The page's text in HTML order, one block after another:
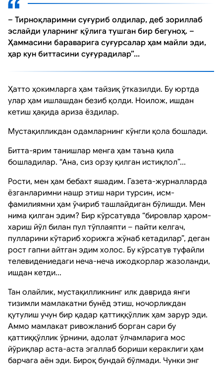
– Тирноқларимни суғуриб олдилар, деб зориллаб
эслайди уларнинг қўлига тушган бир бегуноҳ. –
Ҳаммасини бараварига суғурсалар ҳам майли эди,
ҳар кун биттасини суғурадилар”...
Ҳатто ҳокимларга ҳам тайзиқ ўтказилди. Бу юртда
улар ҳам ишлашдан безиб қолди. Ноилож, ишдан
кетиш ҳақида ариза ёздилар.
Мустақилликдан одамларнинг кўнгли қола бошлади.
Битта-ярим танишлар менга ҳам таъна қила
бошладилар. “Ана, сиз орзу қилган истиқлол”...
Рости, мен ҳам бебахт яшадим. Газета-журналларда
ёзганларимни нашр этиш нари турсин, исм-
фамилиямни ҳам ўчириб ташлайдиган бўлишди. Мен
нима қилган эдим? Бир кўрсатувда “бировлар ҳаром-
хариш йўл билан пул тўплаяпти – пайти келгач,
пулларини кўтариб хорижга жўнаб кетадилар”, деган
рост гапни айтган эдим холос. Бу кўрсатув туфайли
телевидениедаги неча-неча ижодкорлар жазоланди,
ишдан кетди...
Тан олайлик, мустақилликнинг илк даврида янги
тизимли мамлакатни бунёд этиш, ночорликдан
қутулиш учун бир қадар қаттиққўллик ҳам зарур эди.
Аммо мамлакат ривожланиб борган сари бу
қаттиққўллик ўрнини, адолат ўлчамларига мос
йўриқлар аста-аста эгаллаб бориши кераклиги ҳам
барчага аён эди. Бироқ бундай бўлмади. Чунки энг